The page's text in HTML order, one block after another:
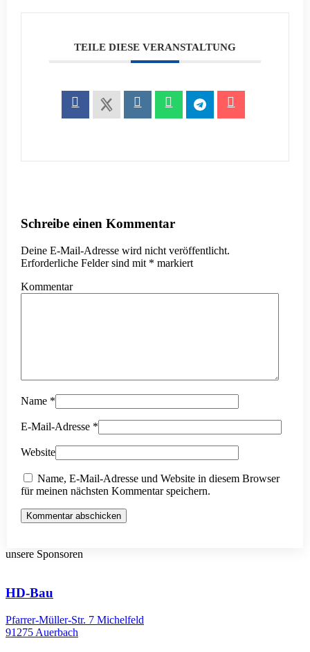
TEILE DIESE VERANSTALTUNG
Schreibe einen Kommentar
Deine E-Mail-Adresse wird nicht veröffentlicht.
Erforderliche Felder sind mit * markiert
Kommentar
Name *
E-Mail-Adresse *
Website
Name, E-Mail-Adresse und Website in diesem Browser
für meinen nächsten Kommentar speichern.
Kommentar abschicken
unsere Sponsoren
HD-Bau
Pfarrer-Müller-Str. 7 Michelfeld
91275 Auerbach